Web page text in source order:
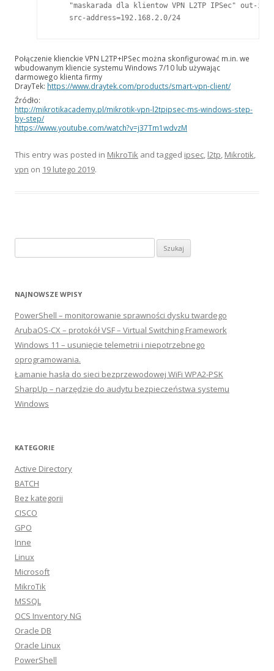
"maskarada dla klientow VPN L2TP IPSec" out-
    src-address=192.168.2.0/24
Połączenie klienckie VPN L2TP+IPSec można skonfigurować m.in. we
wbudowanym kliencie systemu Windows 7/10 lub używając
darmowego klienta firmy
DrayTek: https://www.draytek.com/products/smart-vpn-client/
Źródło:
http://mikrotikacademy.pl/mikrotik-vpn-l2tpipsec-ms-windows-step-
by-step/
https://www.youtube.com/watch?v=j37Tm1wdvzM
This entry was posted in MikroTik and tagged ipsec, l2tp, Mikrotik,
vpn on 19 lutego 2019.
NAJNOWSZE WPISY
PowerShell – monitorowanie sprawności dysku twardego
ArubaOS-CX – protokół VSF – Virtual Switching Framework
Windows 11 – usunięcie telemetrii i niepotrzebnego
oprogramowania.
Łamanie hasła do sieci bezprzewodowej WiFi WPA2-PSK
SharpUp – narzędzie do audytu bezpieczeństwa systemu
Windows
KATEGORIE
Active Directory
BATCH
Bez kategorii
CISCO
GPO
Inne
Linux
Microsoft
MikroTik
MSSQL
OCS Inventory NG
Oracle DB
Oracle Linux
PowerShell